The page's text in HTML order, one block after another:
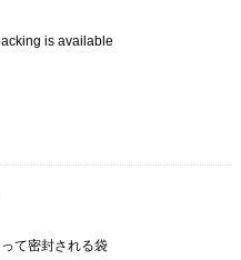
is available
て密封される袋